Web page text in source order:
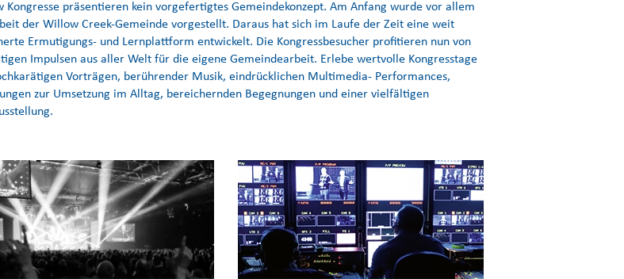
Kongresse präsentieren kein vorgefertigtes Gemeindekonzept. Am Anfang wurde vor allem
der Willow Creek-Gemeinde vorgestellt. Daraus hat sich im Laufe der Zeit eine weit
Ermutigungs- und Lernplattform entwickelt. Die Kongressbesucher profitieren nun von
Impulsen aus aller Welt für die eigene Gemeindearbeit. Erlebe wertvolle Kongresstage
Vorträgen, berührender Musik, eindrücklichen Multimedia- Performances,
zur Umsetzung im Alltag, bereichernden Begegnungen und einer vielfältigen